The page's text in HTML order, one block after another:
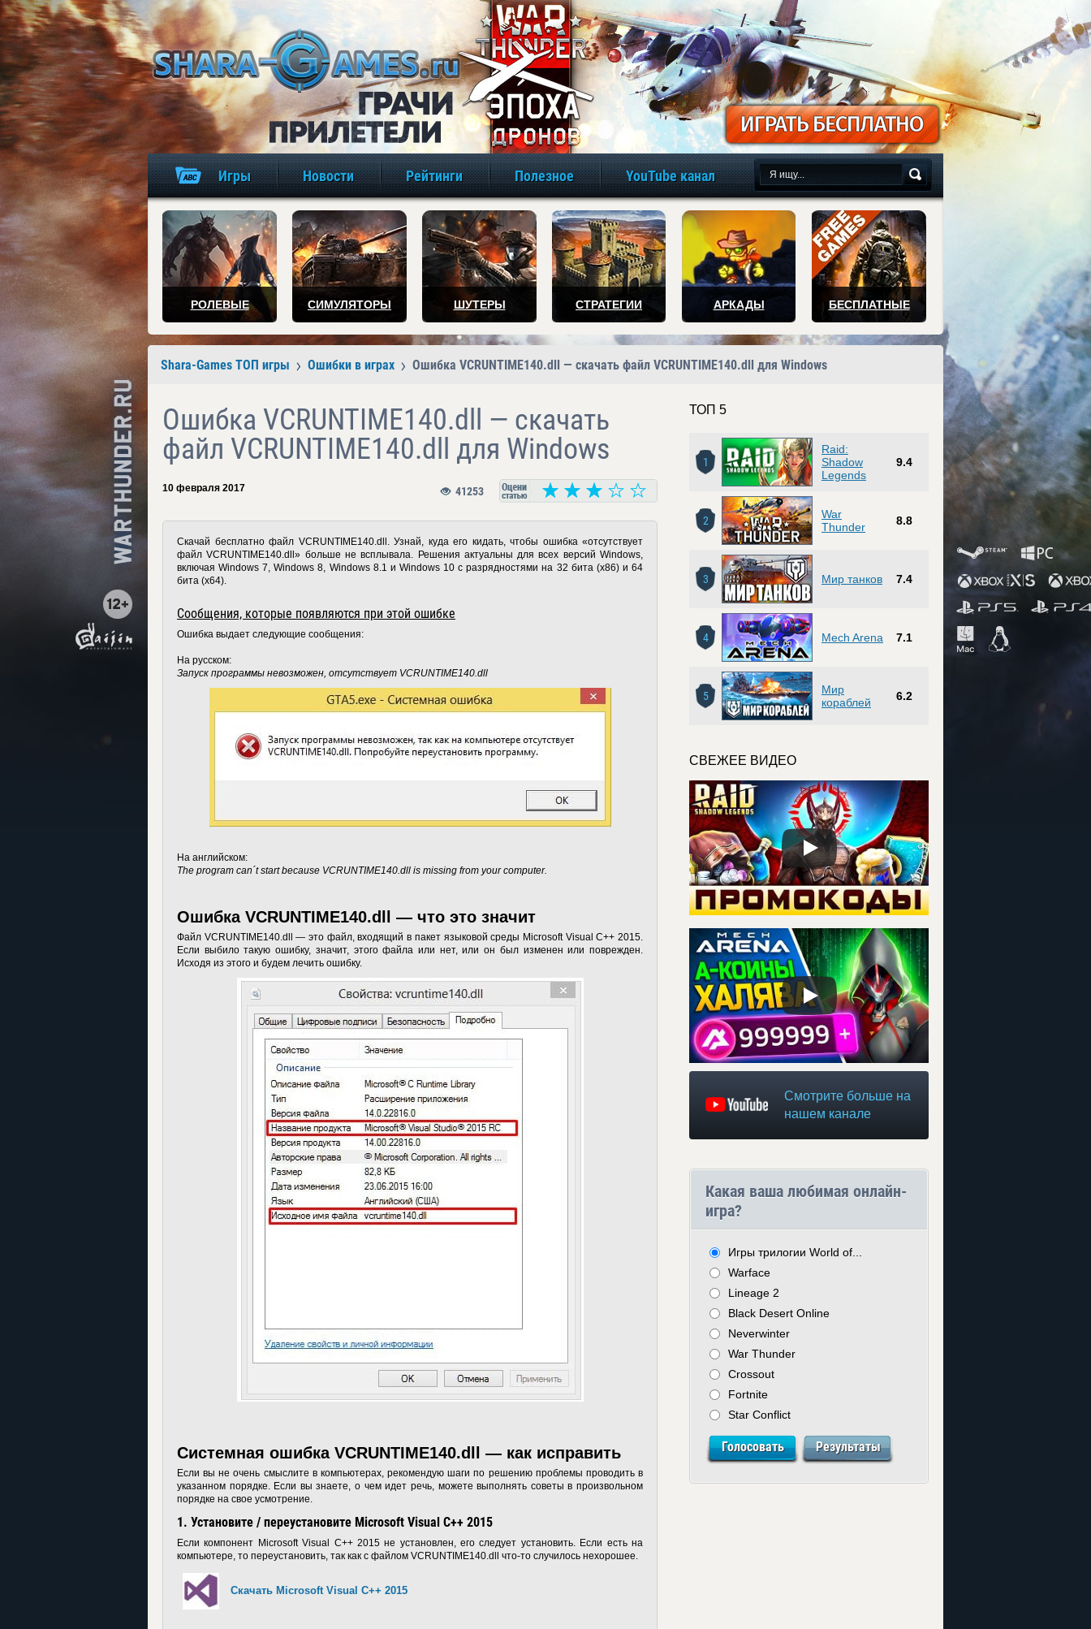
игры онлайн бесплатно
Игры Новости Рейтинги Полезное YouTube канал
РОЛЕВЫЕ СИМУЛЯТОРЫ ШУТЕРЫ СТРАТЕГИИ АРКАДЫ БЕСПЛАТНЫЕ
Shara-Games ТОП игры Ошибки в играх Ошибка VCRUNTIME140.dll — скачать файл VCRUNTIME140.dll для Windows
Ошибка VCRUNTIME140.dll — скачать
файл VCRUNTIME140.dll для Windows
10 февраля 2017 41253
Скачай бесплатно файл VCRUNTIME140.dll. Узнай, куда его кидать, чтобы ошибка «отсутствует
файл VCRUNTIME140.dll» больше не всплывала. Решения актуальны для всех версий Windows,
включая Windows 7, Windows 8, Windows 8.1 и Windows 10 с разрядностями на 32 бита (x86) и 64
бита (x64).
Сообщения, которые появляются при этой ошибке
Ошибка выдает следующие сообщения:
На русском:
Запуск программы невозможен, отсутствует VCRUNTIME140.dll
На английском:
The program can´t start because VCRUNTIME140.dll is missing from your computer.
Ошибка VCRUNTIME140.dll — что это значит
Файл VCRUNTIME140.dll — это файл, входящий в пакет языковой среды Microsoft Visual C++ 2015.
Если выбило такую ошибку, значит, этого файла или нет, или он был изменен или поврежден.
Исходя из этого и будем лечить ошибку.
Системная ошибка VCRUNTIME140.dll — как исправить
Если вы не очень смыслите в компьютерах, рекомендую шаги по решению проблемы проводить в
указанном порядке. Если вы знаете, о чем идет речь, можете выполнять советы в произвольном
порядке на свое усмотрение.
1. Установите / переустановите Microsoft Visual C++ 2015
Если компонент Microsoft Visual C++ 2015 не установлен, его следует установить. Если есть на
компьютере, то переустановить, так как с файлом VCRUNTIME140.dll что-то случилось нехорошее.
Скачать Microsoft Visual C++ 2015
ТОП 5
1
Raid:
Shadow
Legends
9.4
2
War
Thunder
8.8
3 Мир танков 7.4
4 Mech Arena 7.1
5
Мир
кораблей
6.2
СВЕЖЕЕ ВИДЕО
Смотрите больше на
нашем канале
Какая ваша любимая онлайн-
игра?
Игры трилогии World of...
Warface
Lineage 2
Black Desert Online
Neverwinter
War Thunder
Crossout
Fortnite
Star Conflict